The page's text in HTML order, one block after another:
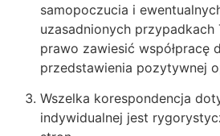
samopoczucia i
uzasadnionych przypadkach
prawo zawiesić współpracę
przedstawienia pozytywnej
Wszelka korespondencja
indywidualnej jest